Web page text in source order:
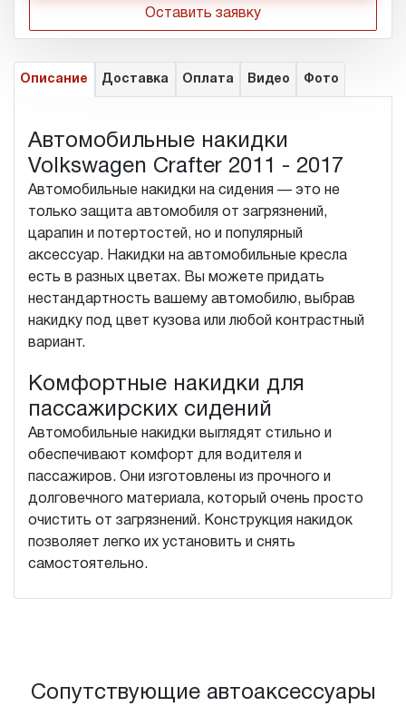
Оставить заявку
Описание Доставка Оплата Видео Фото
Автомобильные накидки
Volkswagen Crafter 2011 - 2017
Автомобильные накидки на сидения — это не
только защита автомобиля от загрязнений,
царапин и потертостей, но и популярный
аксессуар. Накидки на автомобильные кресла
есть в разных цветах. Вы можете придать
нестандартность вашему автомобилю, выбрав
накидку под цвет кузова или любой контрастный
вариант.
Комфортные накидки для
пассажирских сидений
Автомобильные накидки выглядят стильно и
обеспечивают комфорт для водителя и
пассажиров. Они изготовлены из прочного и
долговечного материала, который очень просто
очистить от загрязнений. Конструкция накидок
позволяет легко их установить и снять
самостоятельно.
Сопутствующие автоаксессуары